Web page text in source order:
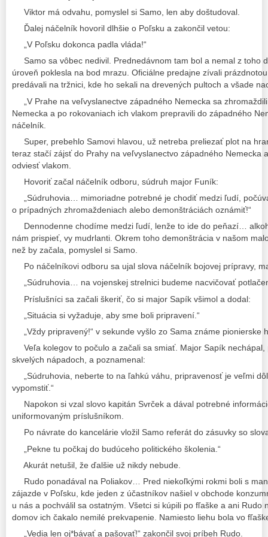
Viktor má odvahu, pomyslel si Samo, len aby doštudoval.
Ďalej náčelník hovoril dlhšie o Poľsku a zakončil vetou:
„V Poľsku dokonca padla vláda!“
Samo sa vôbec nedivil. Prednedávnom tam bol a nemal z toho
úroveň poklesla na bod mrazu. Oficiálne predajne zívali
predávali na tržnici, kde ho sekali na drevených pultoch a všade
„V Prahe na veľvyslanectve západného Nemecka sa
Nemecka a po rokovaniach ich vlakom prepravili do západného
náčelník.
Super, prebehlo Samovi hlavou, už netreba preliezať plot na
teraz stačí zájsť do Prahy na veľvyslanectvo západného Nemecka
odviesť vlakom.
Hovoriť začal náčelník odboru, súdruh major Funík:
„Súdruhovia… mimoriadne potrebné je chodiť medzi ľudí,
o prípadných zhromaždeniach alebo demonštráciách oznámiť!“
Dennodenne chodíme medzi ľudí, lenže to ide do peňazí…
nám prispieť, vy mudrlanti. Okrem toho demonštrácia v našom
než by začala, pomyslel si Samo.
Po náčelníkovi odboru sa ujal slova náčelník bojovej prípravy,
„Súdruhovia… na vojenskej strelnici budeme nacvičovať
Príslušníci sa začali škeriť, čo si major Sapík všimol a dodal:
„Situácia si vyžaduje, aby sme boli pripravení.“
„Vždy pripravený!“ v sekunde vyšlo zo Sama známe pionierske
Veľa kolegov to počulo a začali sa smiať. Major Sapík nechápal,
skvelých nápadoch, a poznamenal:
„Súdruhovia, neberte to na ľahkú váhu, pripravenosť je veľmi
vypomstiť.“
Napokon si vzal slovo kapitán Svrček a dával potrebné
uniformovaným príslušníkom.
Po návrate do kancelárie vložil Samo referát do zásuvky so
„Pekne tu počkaj do budúceho politického školenia.“
Akurát netušil, že ďalšie už nikdy nebude.
Rudo ponadával na Poliakov… Pred niekoľkými rokmi boli s
zájazde v Poľsku, kde jeden z účastníkov našiel v obchode
u nás a pochválil sa ostatným. Všetci si kúpili po fľaške a ani Rudo
domov ich čakalo nemilé prekvapenie. Namiesto liehu bola vo
„Vedia len oj*bávať a pašovať!“ zakončil svoj príbeh Rudo.